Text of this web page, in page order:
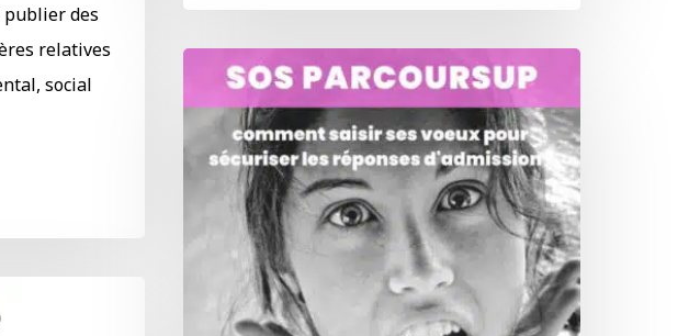
publier des
relatives
social